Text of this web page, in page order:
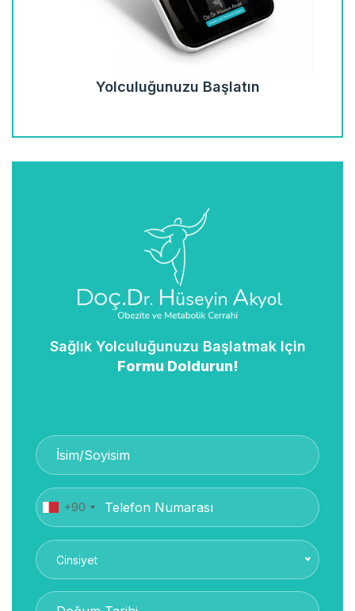
Yolculuğunuzu Başlatın
Sağlık Yolculuğunuzu Başlatmak Için
Formu Doldurun!
+90
Cinsiyet